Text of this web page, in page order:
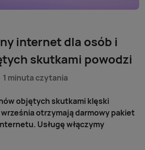
internet dla osób i
skutkami powodzi
1 minuta czytania
objętych skutkami klęski
otrzymają darmowy pakiet
Usługę włączymy